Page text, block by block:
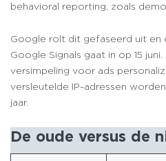
behavioral reporting, zoals
Google rolt dit gefaseerd uit en
Google Signals gaat in op 15
versimpeling voor ads
versleutelde IP-adressen
jaar.
De oude versus de